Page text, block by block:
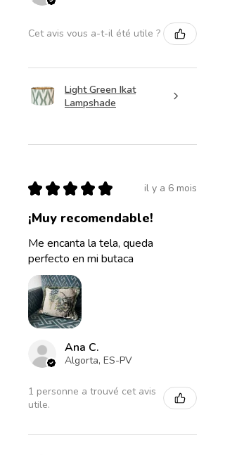
Cet avis vous a-t-il été utile ?
Light Green Ikat
Lampshade
★ ★ ★ ★ ★ il y a 6 mois
¡Muy recomendable!
Me encanta la tela, queda
perfecto en mi butaca
Ana C.
Algorta, ES-PV
1 personne a trouvé cet avis
utile.